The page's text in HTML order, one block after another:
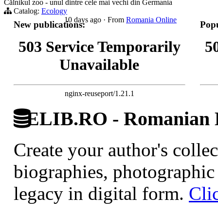
Călnikul zoo - unul dintre cele mai vechi din Germania
Catalog: Ecology
10 days ago · From Romania Online
New publications:
503 Service Temporarily
Unavailable
nginx-reuseport/1.21.1
ELIB.RO -
Create your author's
biographies,
legacy in digital form.